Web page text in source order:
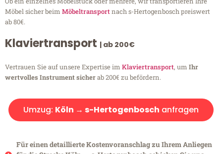
Möbel sicher beim Möbeltransportnach s-Hertogenbosch preiswert
ab 80€.
Klaviertransport | ab 200€
Vertrauen Sie auf unsere Expertise im Klaviertransport, um Ihr
wertvolles Instrument sicherab 200€ zu befördern.
Umzug: Köln → s-Hertogenbosch anfragen
Für einen detaillierte Kostenvoranschlag zu Ihrem Anliegen